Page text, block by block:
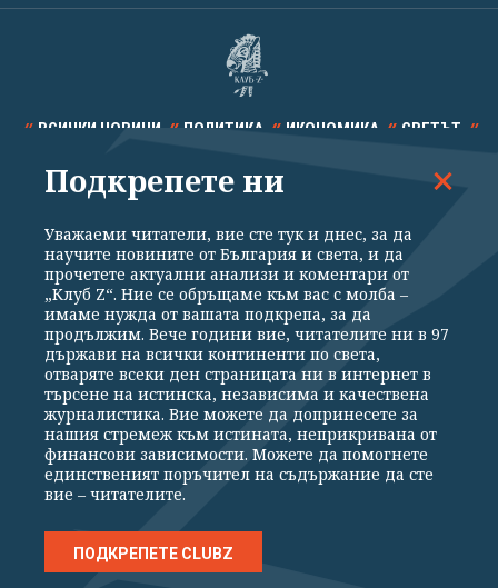
ВСИЧКИ НОВИНИ ПОЛИТИКА ИКОНОМИКА СВЕТЪТ
СПОРТ КУЛТУРА ТЕХНОЛОГИИ КАЛЕЙДОСКОП
Общи условия
Политика за поверителност
Реклама
Партньори Контакти
За Клуб Z
Екип
Подкрепете ни
Издател на www.clubz.bg е „Клуб Зебра Медия“ ЕООД, София, ул. "Алеко
Константинов" 3. Всички права запазени 2026 „Клуб Зебра Медия“
Препечатването на материали, снимки и видео от www.clubz.bg без
разрешение ще бъде преследвано по съдебен път, съгласно
ОБЩИТЕ УСЛОВИЯ
Подкрепете ни
Уважаеми читатели, вие сте тук и днес, за да
научите новините от България и света, и да
прочетете актуални анализи и коментари от
„Клуб Z“. Ние се обръщаме към вас с молба –
имаме нужда от вашата подкрепа, за да
продължим. Вече години вие, читателите ни в 97
държави на всички континенти по света,
отваряте всеки ден страницата ни в интернет в
търсене на истинска, независима и качествена
журналистика. Вие можете да допринесете за
нашия стремеж към истината, неприкривана от
финансови зависимости. Можете да помогнете
единственият поръчител на съдържание да сте
вие – читателите.
ПОДКРЕПЕТЕ CLUBZ